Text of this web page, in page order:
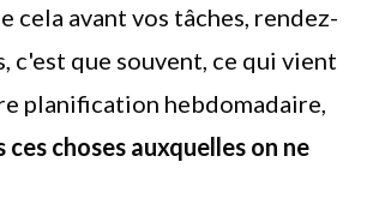
cela avant vos tâches, rendez-
c'est que souvent, ce qui vient
planification hebdomadaire,
choses auxquelles on ne